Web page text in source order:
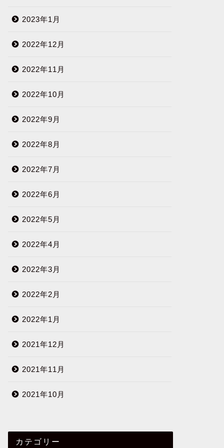
2023年1月
2022年12月
2022年11月
2022年10月
2022年9月
2022年8月
2022年7月
2022年6月
2022年5月
2022年4月
2022年3月
2022年2月
2022年1月
2021年12月
2021年11月
2021年10月
カテゴリー